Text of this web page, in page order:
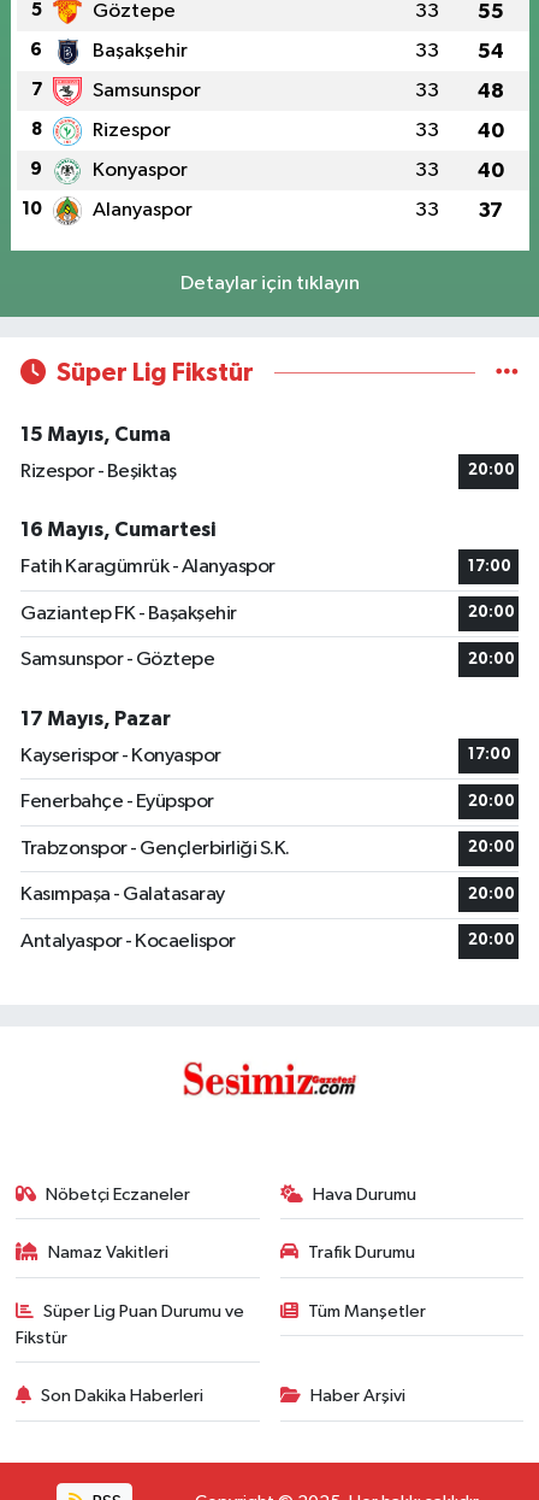
5 Göztepe 33 55
6 Başakşehir 33 54
7 Samsunspor 33 48
8 Rizespor 33 40
9 Konyaspor 33 40
10 Alanyaspor 33 37
Detaylar için tıklayın
Süper Lig Fikstür
15 Mayıs, Cuma
Rizespor - Beşiktaş
20:00
16 Mayıs, Cumartesi
Fatih Karagümrük - Alanyaspor
17:00
Gaziantep FK - Başakşehir 20:00
Samsunspor - Göztepe 20:00
17 Mayıs, Pazar
Kayserispor - Konyaspor
17:00
Fenerbahçe - Eyüpspor 20:00
Trabzonspor - Gençlerbirliği S.K. 20:00
Kasımpaşa - Galatasaray 20:00
Antalyaspor - Kocaelispor 20:00
Nöbetçi Eczaneler Hava Durumu
Namaz Vakitleri Trafik Durumu
Süper Lig Puan Durumu ve
Fikstür
Tüm Manşetler
Son Dakika Haberleri Haber Arşivi